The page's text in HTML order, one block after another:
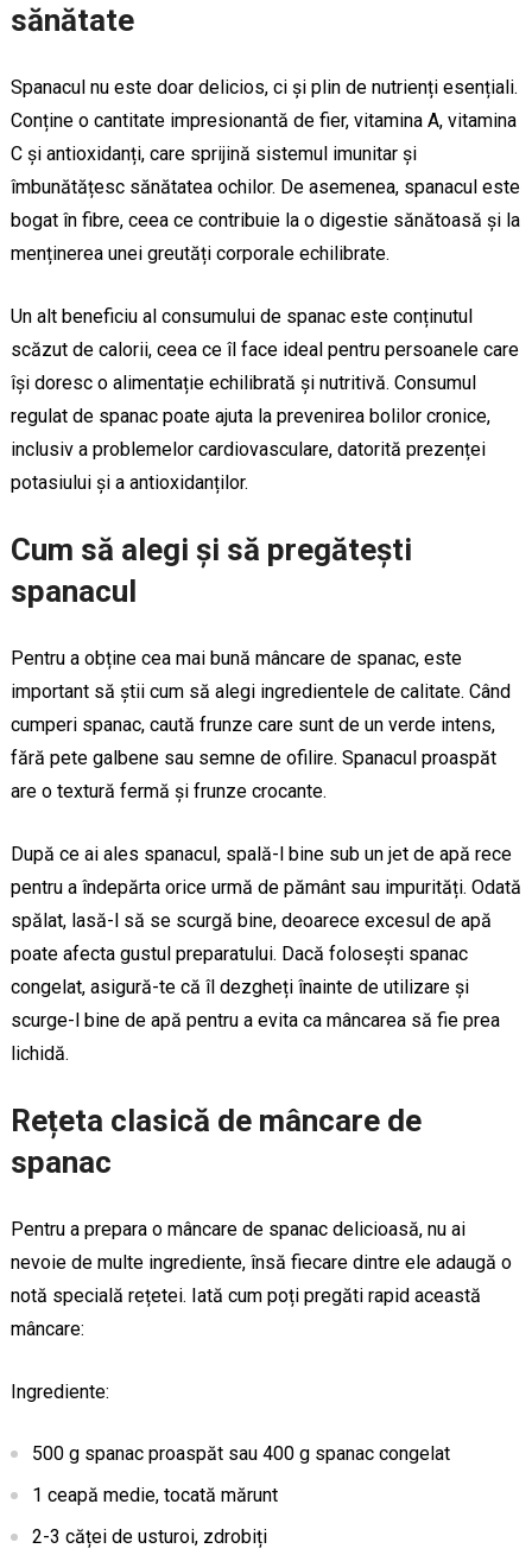
sănătate
Spanacul nu este doar delicios, ci și plin de nutrienți esențiali.
Conține o cantitate impresionantă de fier, vitamina A, vitamina
C și antioxidanți, care sprijină sistemul imunitar și
îmbunătățesc sănătatea ochilor. De asemenea, spanacul este
bogat în fibre, ceea ce contribuie la o digestie sănătoasă și la
menținerea unei greutăți corporale echilibrate.
Un alt beneficiu al consumului de spanac este conținutul
scăzut de calorii, ceea ce îl face ideal pentru persoanele care
își doresc o alimentație echilibrată și nutritivă. Consumul
regulat de spanac poate ajuta la prevenirea bolilor cronice,
inclusiv a problemelor cardiovasculare, datorită prezenței
potasiului și a antioxidanților.
Cum să alegi și să pregătești
spanacul
Pentru a obține cea mai bună mâncare de spanac, este
important să știi cum să alegi ingredientele de calitate. Când
cumperi spanac, caută frunze care sunt de un verde intens,
fără pete galbene sau semne de ofilire. Spanacul proaspăt
are o textură fermă și frunze crocante.
După ce ai ales spanacul, spală-l bine sub un jet de apă rece
pentru a îndepărta orice urmă de pământ sau impurități. Odată
spălat, lasă-l să se scurgă bine, deoarece excesul de apă
poate afecta gustul preparatului. Dacă folosești spanac
congelat, asigură-te că îl dezgheți înainte de utilizare și
scurge-l bine de apă pentru a evita ca mâncarea să fie prea
lichidă.
Rețeta clasică de mâncare de
spanac
Pentru a prepara o mâncare de spanac delicioasă, nu ai
nevoie de multe ingrediente, însă fiecare dintre ele adaugă o
notă specială rețetei. Iată cum poți pregăti rapid această
mâncare:
Ingrediente:
500 g spanac proaspăt sau 400 g spanac congelat
1 ceapă medie, tocată mărunt
2-3 căței de usturoi, zdrobiți